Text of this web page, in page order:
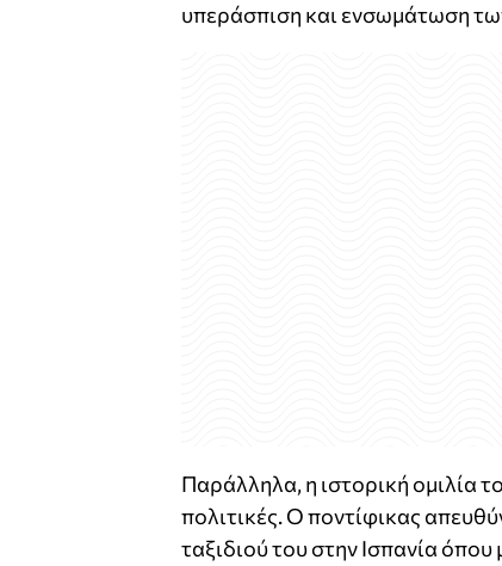
υπεράσπιση και ενσωμάτωση
Παράλληλα, η ιστορική ομιλία
πολιτικές. Ο ποντίφικας
ταξιδιού του στην Ισπανία